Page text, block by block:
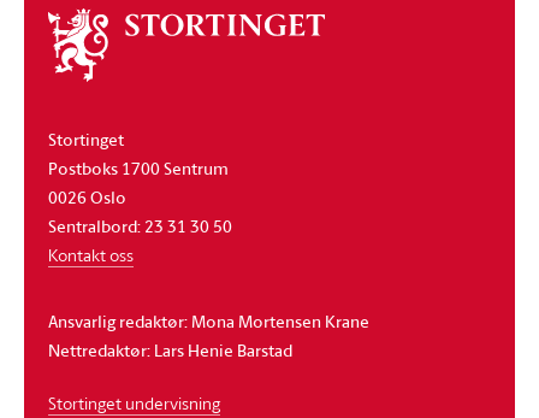
Om
stortinget
Stortinget
Postboks 1700 Sentrum
0026 Oslo
Sentralbord: 23 31 30 50
Kontakt oss
Ansvarlig redaktør: Mona Mortensen Krane
Nettredaktør: Lars Henie Barstad
Stortinget undervisning